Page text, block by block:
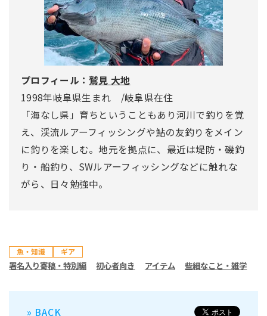
プロフィール：鷲見 大地
1998年岐阜県生まれ /岐阜県在住
「海なし県」育ちということもあり河川で釣りを覚
え、渓流ルアーフィッシングや鮎の友釣りをメイン
に釣りを楽しむ。地元を拠点に、最近は堤防・磯釣
り・船釣り、SWルアーフィッシングなどに触れな
がら、日々勉強中。
魚・知識 ギア
署名入り寄稿・特別編 初心者向き アイテム 些細なこと・雑学
» BACK